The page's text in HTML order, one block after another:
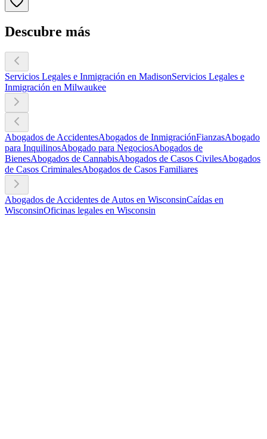
Descubre más
Servicios Legales e Inmigración en MadisonServicios Legales e
Inmigración en Milwaukee
Abogados de AccidentesAbogados de InmigraciónFianzasAbogado
para InquilinosAbogado para NegociosAbogados de
BienesAbogados de CannabisAbogados de Casos CivilesAbogados
de Casos CriminalesAbogados de Casos Familiares
Abogados de Accidentes de Autos en WisconsinCaídas en
WisconsinOficinas legales en Wisconsin